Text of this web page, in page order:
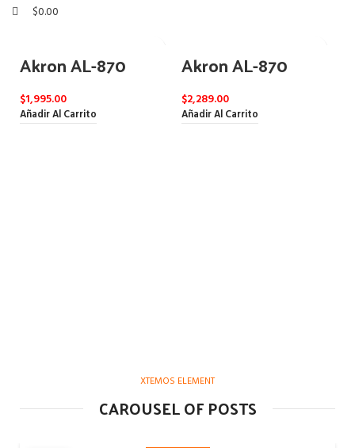
$0.00
Akron AL-870
$1,995.00
Añadir Al Carrito
Akron AL-870
$2,289.00
Añadir Al Carrito
XTEMOS ELEMENT
CAROUSEL OF POSTS